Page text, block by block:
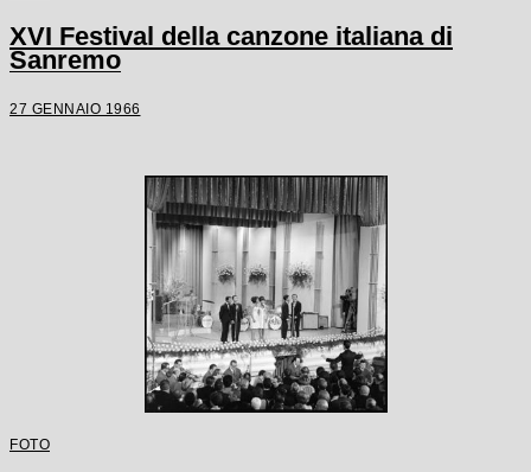
XVI Festival della canzone italiana di
Sanremo
27 GENNAIO 1966
FOTO